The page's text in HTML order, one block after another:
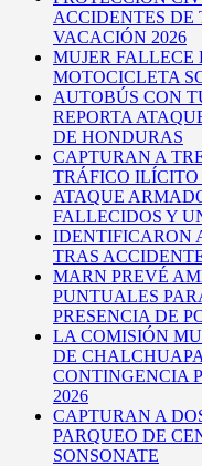
ACCIDENTES
VACACIÓN 2026
MUJER FALLECE
MOTOCICLETA
AUTOBÚS CON
REPORTA
DE HONDURAS
CAPTURAN A
TRÁFICO
ATAQUE
FALLECIDOS Y
IDENTIFICARON
TRAS
MARN PREVÉ
PUNTUALES
PRESENCIA DE
LA COMISIÓN
DE
CONTINGENCIA
2026
CAPTURAN A
PARQUEO DE
SONSONATE